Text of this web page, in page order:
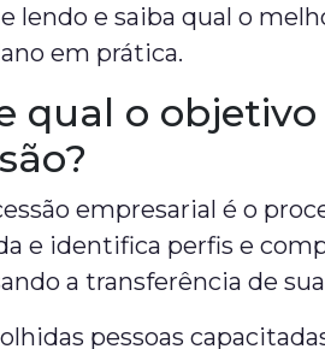
lendo e saiba qual o
em prática.
qual o
empresarial é o
e identifica perfis e
a transferência de
pessoas